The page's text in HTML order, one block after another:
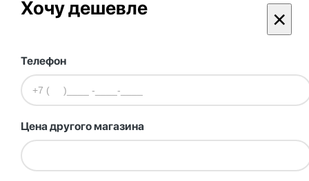
Хочу дешевле ×
Телефон
Цена другого магазина